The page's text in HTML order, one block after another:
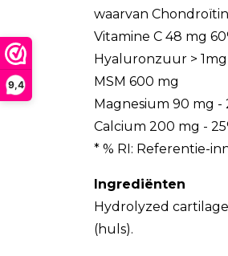
9,4
waarvan
Vitamine C 48 mg
Hyaluronzuur > 1mg
MSM 600 mg
Magnesium 90 mg -
Calcium 200 mg -
* % RI: Referentie-
Ingrediënten
Hydrolyzed
(huls).